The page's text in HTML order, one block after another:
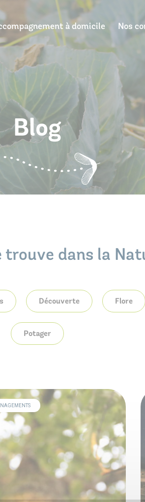
connecter
à domicile
Nos conseils
à domicile Nos
Blog
trouve dans la
Découverte Flore
Potager